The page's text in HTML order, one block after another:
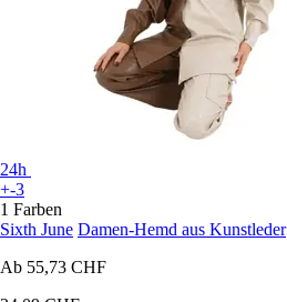
24h
+-3
1 Farben
Sixth June Damen-Hemd aus Kunstleder
Ab 55,73 CHF